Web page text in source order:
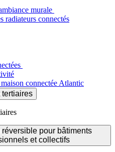
murale
radiateurs connectés
connectée Atlantic
pour bâtiments
et collectifs